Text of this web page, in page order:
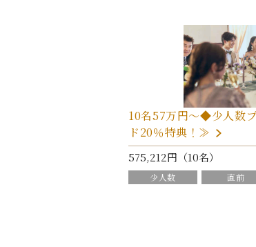
10名57万円～◆少人数
ド20％特典！≫
575,212円（10名）
少人数 直前